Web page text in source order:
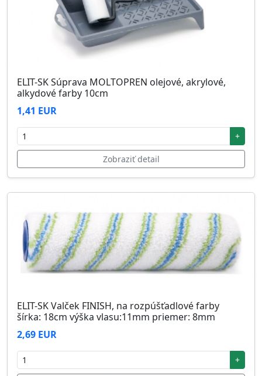
ELIT-SK Súprava MOLTOPREN olejové, akrylové,
alkydové farby 10cm
1,41 EUR
+
Zobraziť detail
ELIT-SK Valček FINISH, na rozpúšťadlové farby
šírka: 18cm výška vlasu:11mm priemer: 8mm
2,69 EUR
+